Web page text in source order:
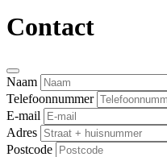
Contact
Naam
Telefoonnummer
E-mail
Adres
Postcode